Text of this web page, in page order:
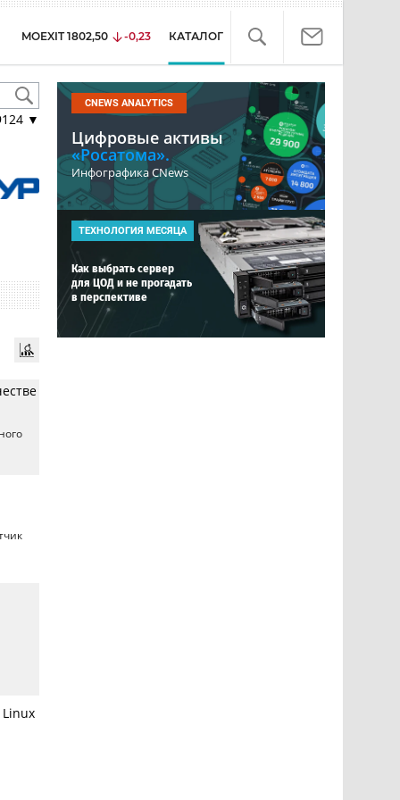
MOEXIT 1802,50 -0,23 КАТАЛОГ
▼
Linux
CNEWS ANALYTICS
Цифровые активы
«Росатома».
Инфографика CNews
ТЕХНОЛОГИЯ МЕСЯЦА
Как выбрать сервер
для ЦОД и не прогадать
в перспективе